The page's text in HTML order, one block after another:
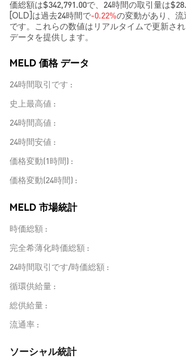
価総額は$342,791.00で、24時間の取引量は
[OLD]は過去24時間で-0.22%の変動があり、流
です。これらの数値はリアルタイムで更新さ
データを提供します。
MELD 価格 データ
24時間取引です
史上最高値
24時間高値
24時間安値
価格変動(1時間)
価格変動(24時間)
MELD 市場統計
時価総額
完全希薄化時価総額
24時間取引です/時価総額
循環供給量
総供給量
流通率
ソーシャル統計